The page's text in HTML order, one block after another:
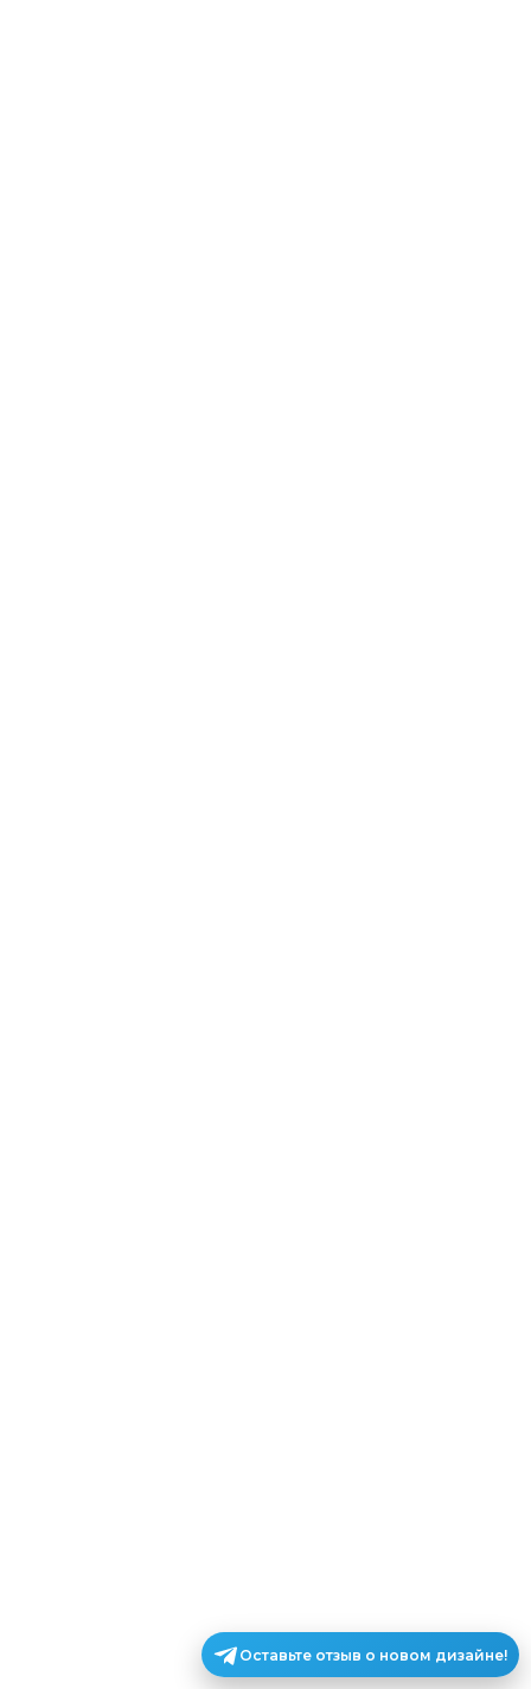
Оставьте отзыв о новом дизайне!